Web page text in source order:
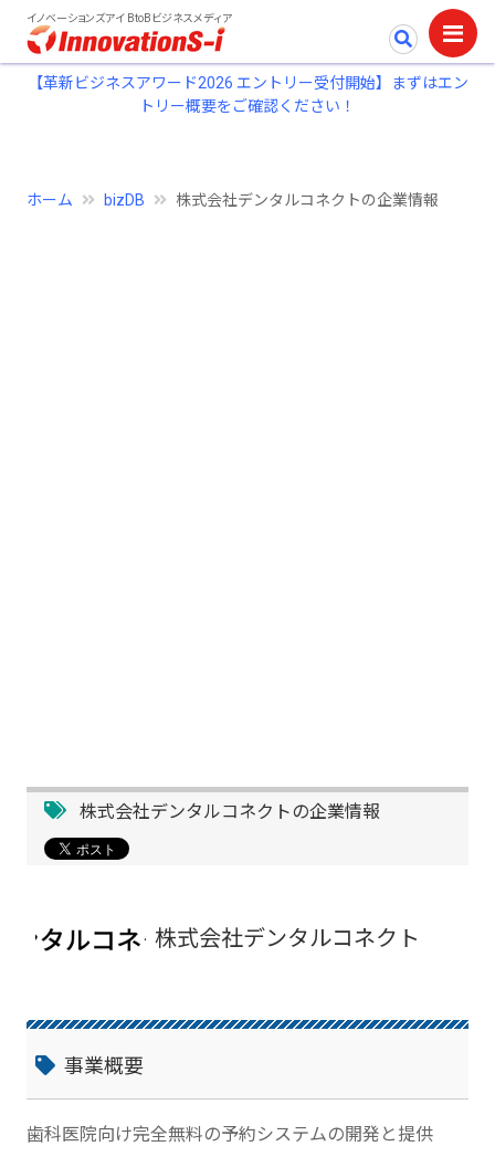
イノベーションズアイ BtoBビジネスメディア
【革新ビジネスアワード2026 エントリー受付開始】まずはエン
トリー概要をご確認ください！
ホーム bizDB 株式会社デンタルコネクトの企業情報
株式会社デンタルコネクトの企業情報
株式会社デンタルコネクト
事業概要
歯科医院向け完全無料の予約システムの開発と提供